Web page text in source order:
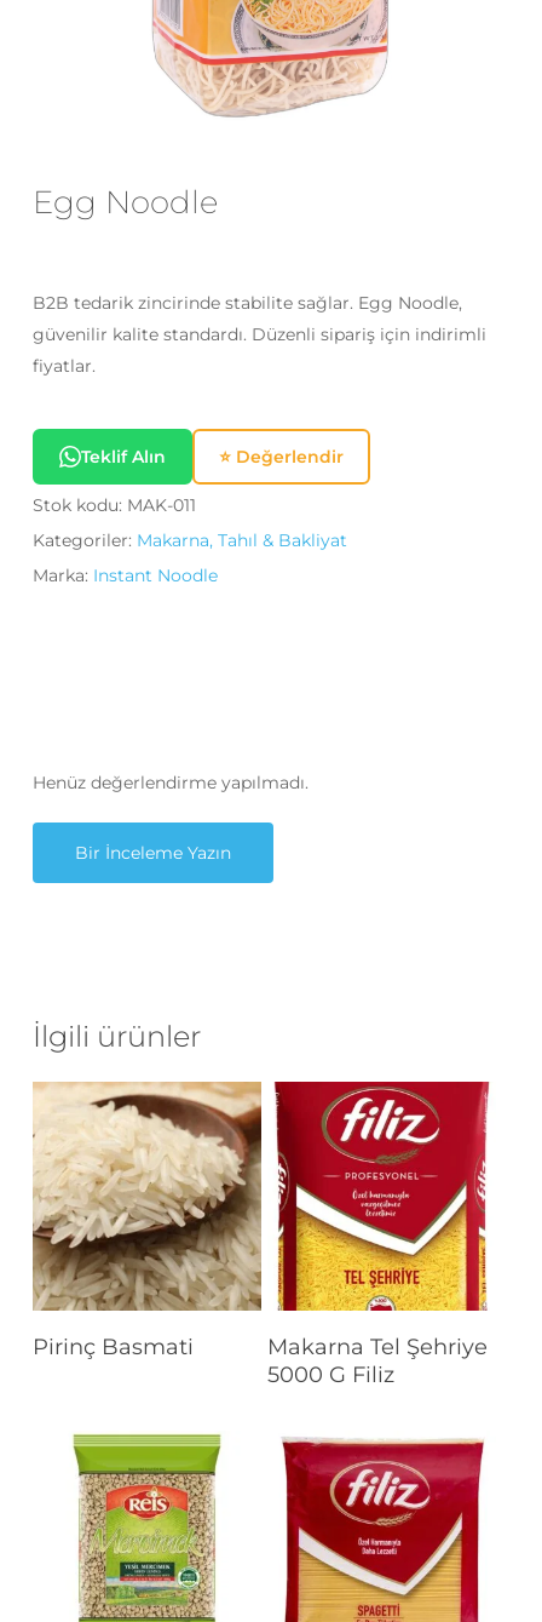
Egg Noodle
B2B tedarik zincirinde stabilite sağlar. Egg Noodle,
güvenilir kalite standardı. Düzenli sipariş için indirimli
fiyatlar.
Teklif Alın ⭐ Değerlendir
Stok kodu: MAK-011
Kategoriler: Makarna, Tahıl & Bakliyat
Marka: Instant Noodle
Henüz değerlendirme yapılmadı.
Bir İnceleme Yazın
İlgili ürünler
Devamını Oku
Pirinç Basmati Devamını Oku
Makarna Tel Şehriye
5000 G Filiz
E-posta *
ve site adresim bu tarayıcıya